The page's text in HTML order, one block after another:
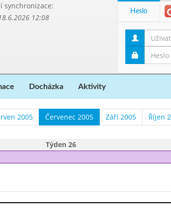
synchronizace:
12:08
Heslo
Docházka Aktivity
2005 Červenec 2005 Září 2005 Říjen
Týden 26